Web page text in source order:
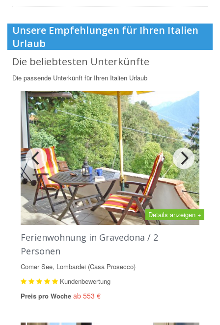
Unsere Empfehlungen für Ihren Italien
Urlaub
Die beliebtesten Unterkünfte
Die passende Unterkünft für Ihren Italien Urlaub
Details anzeigen +
Ferienwohnung in Gravedona / 2
Personen
Comer See, Lombardei (Casa Prosecco)
Kundenbewertung
Preis pro Woche ab 553 €